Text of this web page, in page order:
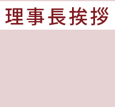
理事長挨拶